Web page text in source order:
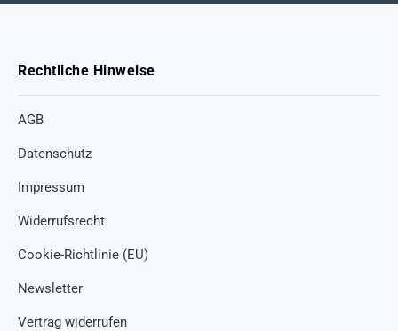
Rechtliche Hinweise
AGB
Datenschutz
Impressum
Widerrufsrecht
Cookie-Richtlinie (EU)
Newsletter
Vertrag widerrufen